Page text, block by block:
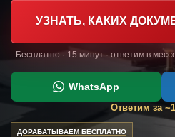
УЗНАТЬ, КАКИХ
Бесплатно · 15 минут · ответим в
WhatsApp
Ответим за
ДОРАБАТЫВАЕМ БЕСПЛАТНО